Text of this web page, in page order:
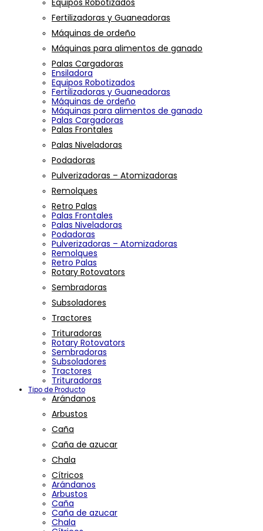
Equipos Robotizados
Fertilizadoras y Guaneadoras
Máquinas de ordeño
Máquinas para alimentos de ganado
Palas Cargadoras
Ensiladora
Equipos Robotizados
Fertilizadoras y Guaneadoras
Máquinas de ordeño
Máquinas para alimentos de ganado
Palas Cargadoras
Palas Frontales
Palas Niveladoras
Podadoras
Pulverizadoras – Atomizadoras
Remolques
Retro Palas
Palas Frontales
Palas Niveladoras
Podadoras
Pulverizadoras – Atomizadoras
Remolques
Retro Palas
Rotary Rotovators
Sembradoras
Subsoladores
Tractores
Trituradoras
Rotary Rotovators
Sembradoras
Subsoladores
Tractores
Trituradoras
Tipo de Producto
Arándanos
Arbustos
Caña
Caña de azucar
Chala
Cítricos
Arándanos
Arbustos
Caña
Caña de azucar
Chala